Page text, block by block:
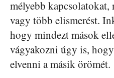
mélyebb
vagy több elismerést.
hogy mindezt mások
vágyakozni úgy is,
elvenni a másik örömét.